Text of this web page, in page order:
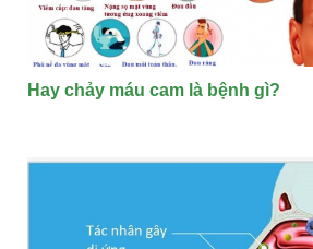
Hay chảy máu cam là bệnh gì?